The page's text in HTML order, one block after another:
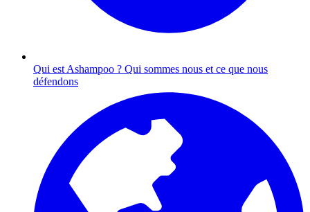
Qui est Ashampoo ? Qui sommes nous et ce que nous
défendons